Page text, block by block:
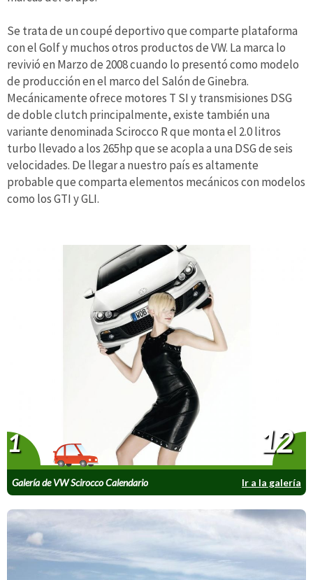
Se trata de un coupé deportivo que comparte plataforma
con el Golf y muchos otros productos de VW. La marca lo
revivió en Marzo de 2008 cuando lo presentó como modelo
de producción en el marco del Salón de Ginebra.
Mecánicamente ofrece motores T SI y transmisiones DSG
de doble clutch principalmente, existe también una
variante denominada Scirocco R que monta el 2.0 litros
turbo llevado a los 265hp que se acopla a una DSG de seis
velocidades. De llegar a nuestro país es altamente
probable que comparta elementos mecánicos con modelos
como los GTI y GLI.
Galería de VW Scirocco Calendario Ir a la galería
1 12